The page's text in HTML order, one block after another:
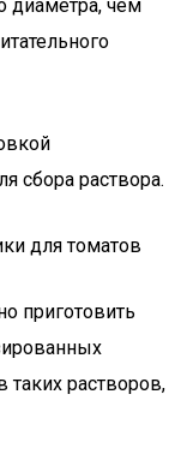
диаметра, чем
сбора раствора.
для томатов
приготовить
таких растворов,